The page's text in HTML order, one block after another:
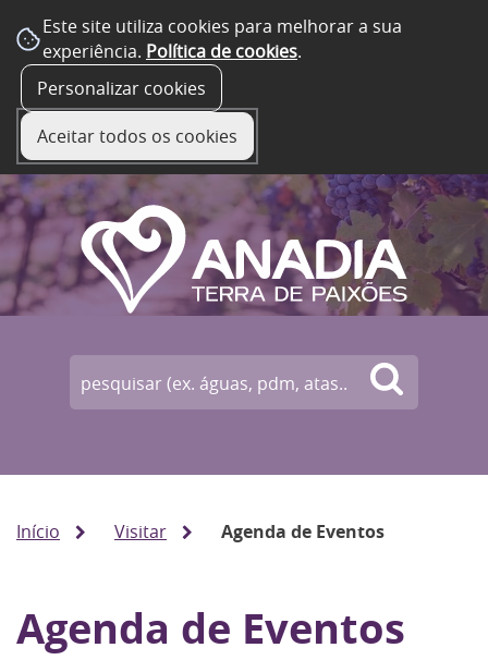
Este site utiliza cookies para melhorar a sua
experiência. Política de cookies.
Personalizar cookies
Aceitar todos os cookies
Início Visitar Agenda de Eventos
Agenda de Eventos